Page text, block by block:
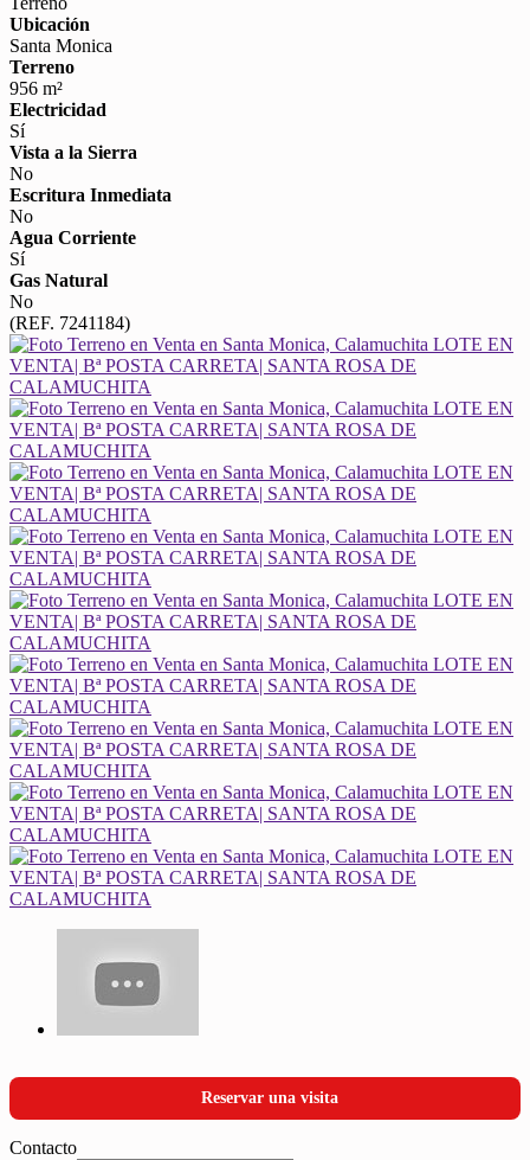
Ubicación
Santa Monica
Terreno
956 m²
Electricidad
Sí
Vista a la Sierra
No
Escritura Inmediata
No
Agua Corriente
Sí
Gas Natural
No
(REF. 7241184)
Reservar una visita
Contacto